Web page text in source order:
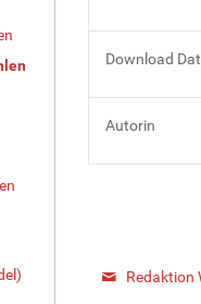
Download
Autorin
Redaktion